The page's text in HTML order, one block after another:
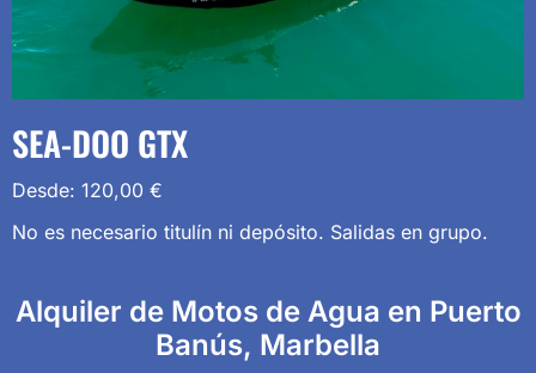
SEA-DOO GTX
Desde: 120,00 €
No es necesario titulín ni depósito. Salidas en grupo.
Alquiler de Motos de Agua en Puerto
Banús, Marbella